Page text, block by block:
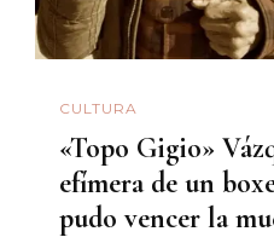
CULTURA
«Topo Gigio»
efímera de un
pudo vencer la